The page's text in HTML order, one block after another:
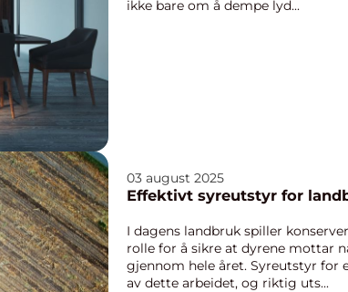
ikke bare om å dempe lyd...
03 august 2025
Effektivt syreutstyr for
I dagens landbruk spiller
rolle for å sikre at dyrene mottar
gjennom hele året. Syreutstyr for
av dette arbeidet, og riktig uts...